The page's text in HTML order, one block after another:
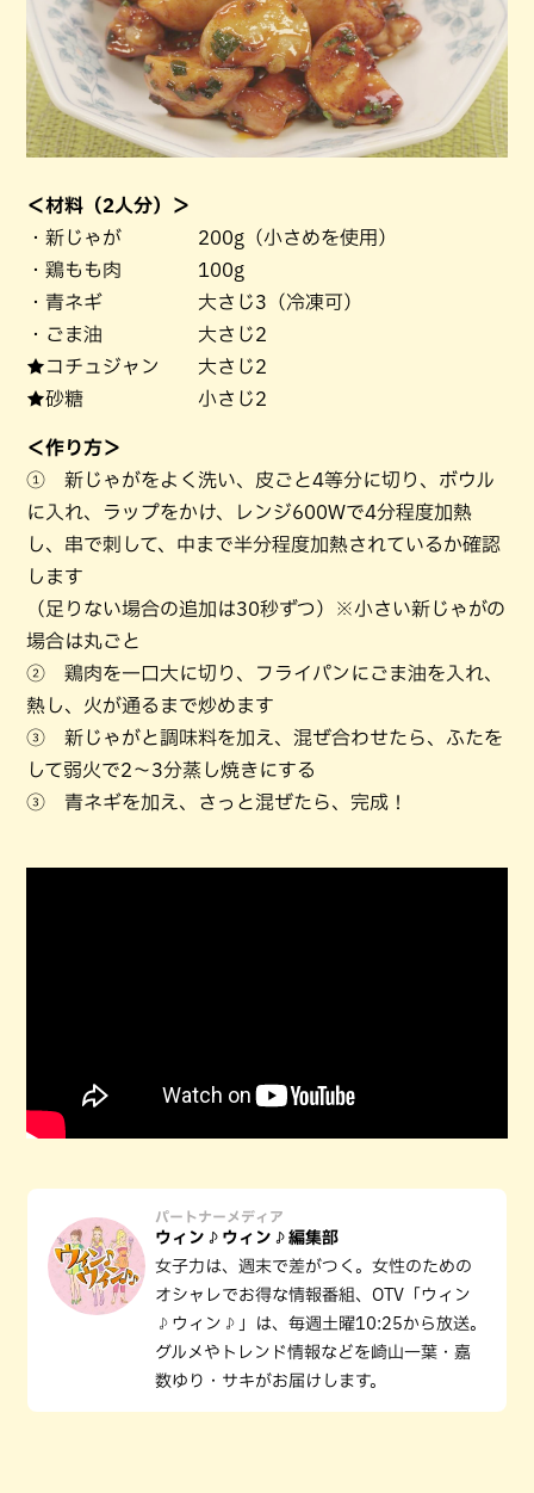
＜材料（2人分）＞
・新じゃが 200g（小さめを使用）
・鶏もも肉 100g
・青ネギ 大さじ3（冷凍可）
・ごま油 大さじ2
★コチュジャン 大さじ2
★砂糖 小さじ2
＜作り方＞
① 新じゃがをよく洗い、皮ごと4等分に切り、ボウル
に入れ、ラップをかけ、レンジ600Wで4分程度加熱
し、串で刺して、中まで半分程度加熱されているか確認
します
（足りない場合の追加は30秒ずつ）※小さい新じゃがの
場合は丸ごと
② 鶏肉を一口大に切り、フライパンにごま油を入れ、
熱し、火が通るまで炒めます
③ 新じゃがと調味料を加え、混ぜ合わせたら、ふたを
して弱火で2～3分蒸し焼きにする
③ 青ネギを加え、さっと混ぜたら、完成！
パートナーメディア
ウィン♪ウィン♪編集部
女子力は、週末で差がつく。女性のための
オシャレでお得な情報番組、OTV「ウィン
♪ウィン♪」は、毎週土曜10:25から放送。
グルメやトレンド情報などを崎山一葉・嘉
数ゆり・サキがお届けします。